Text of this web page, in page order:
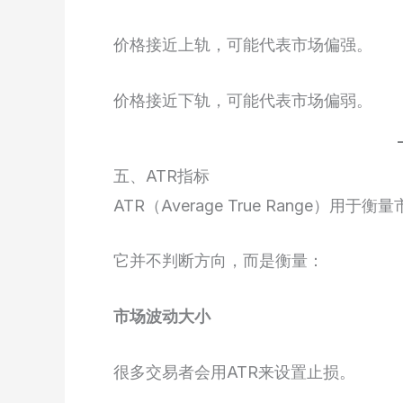
价格接近上轨，可能代表市场偏强。
价格接近下轨，可能代表市场偏弱。
五、ATR指标
ATR（Average True Range）用于衡量
它并不判断方向，而是衡量：
市场波动大小
很多交易者会用ATR来设置止损。